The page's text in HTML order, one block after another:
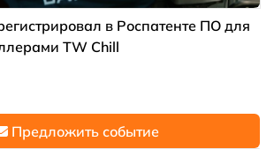
в Роспатенте ПО для
TW Chill
Предложить событие